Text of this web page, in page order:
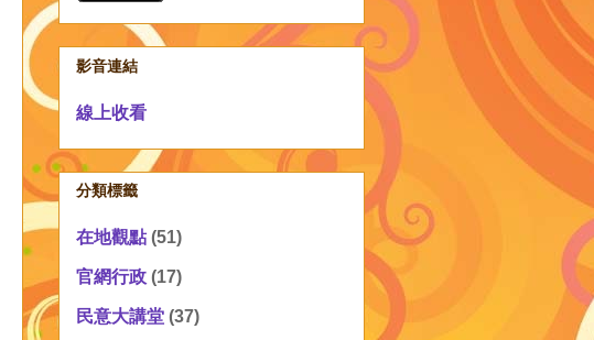
影音連結
線上收看
分類標籤
在地觀點 (51)
官網行政 (17)
民意大講堂 (37)